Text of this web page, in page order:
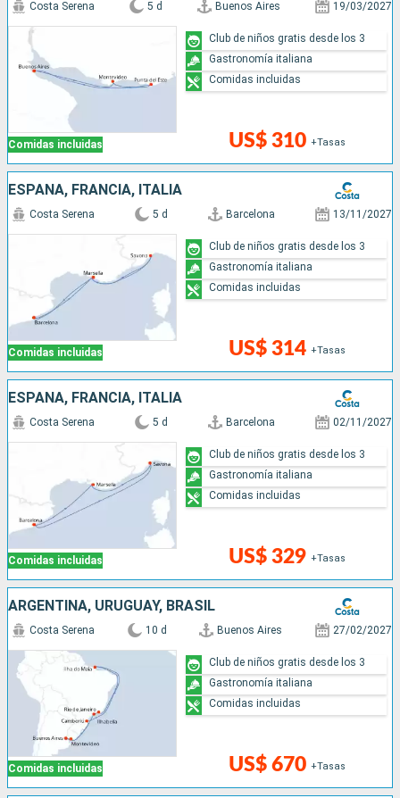
Comidas incluidas
Costa Serena 5 d Buenos Aires 19/03/2027
US$ 310 +Tasas
Club de niños gratis desde los 3
Gastronomía italiana
Comidas incluidas
ESPAÑA, FRANCIA, ITALIA
Comidas incluidas
Costa Serena 5 d Barcelona 13/11/2027
US$ 314 +Tasas
Club de niños gratis desde los 3
Gastronomía italiana
Comidas incluidas
ESPAÑA, FRANCIA, ITALIA
Comidas incluidas
Costa Serena 5 d Barcelona 02/11/2027
US$ 329 +Tasas
Club de niños gratis desde los 3
Gastronomía italiana
Comidas incluidas
ARGENTINA, URUGUAY, BRASIL
Comidas incluidas
Costa Serena 10 d Buenos Aires 27/02/2027
US$ 670 +Tasas
Club de niños gratis desde los 3
Gastronomía italiana
Comidas incluidas